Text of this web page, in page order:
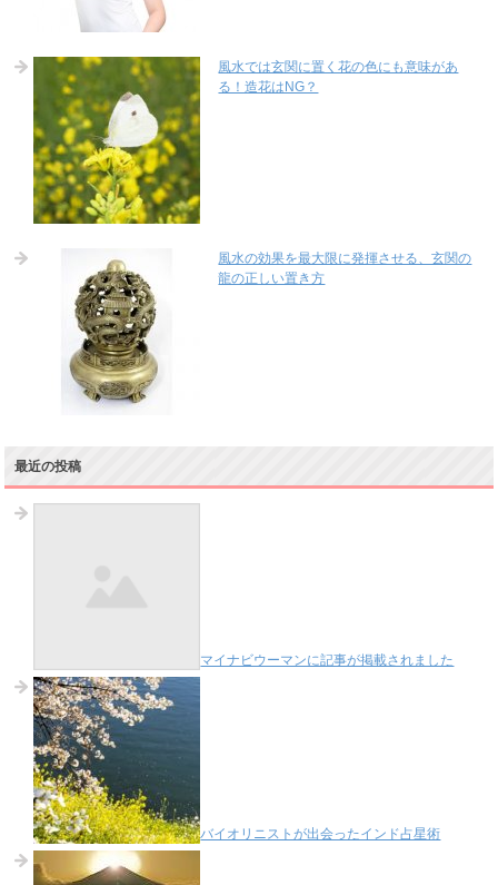
風水では玄関に置く花の色にも意味があ
る！造花はNG？
風水の効果を最大限に発揮させる、玄関の
龍の正しい置き方
最近の投稿
マイナビウーマンに記事が掲載されました
バイオリニストが出会ったインド占星術